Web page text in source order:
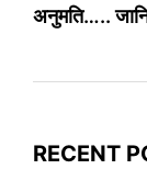
अनुमति…..
RECENT